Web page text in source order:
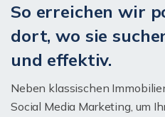
So erreichen wir
dort, wo sie
und effektiv.
Neben klassischen
Social Media Marketing, um